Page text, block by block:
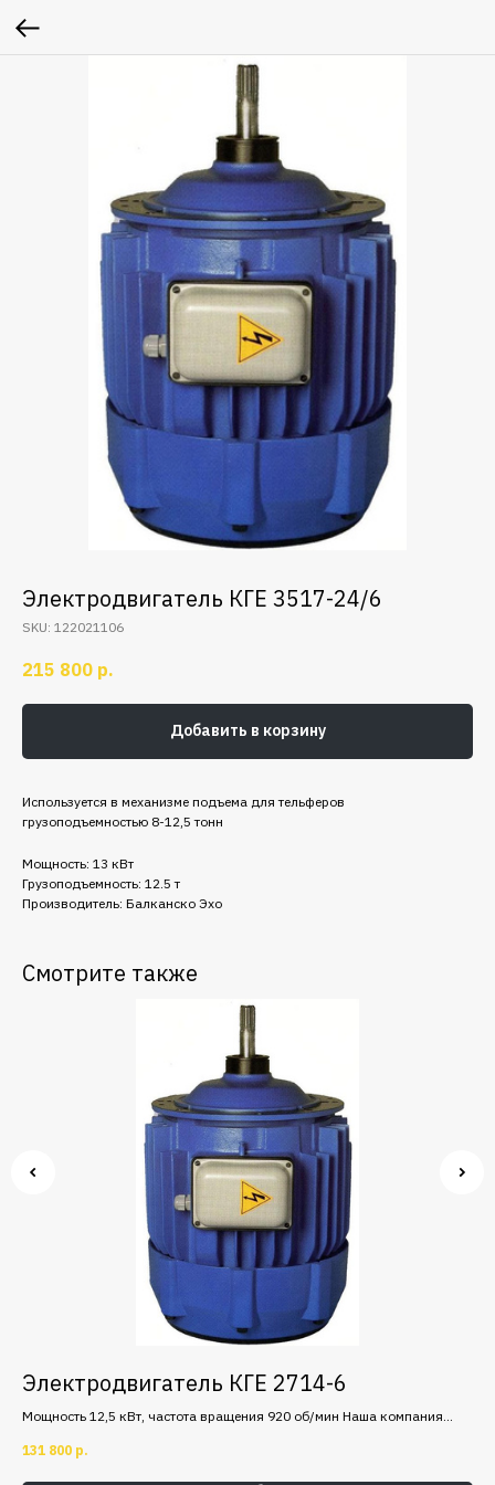
Электродвигатель КГЕ 3517-24/6
SKU: 122021106
215 800 р.
Добавить в корзину
Используется в механизме подъема для тельферов
грузоподъемностью 8-12,5 тонн
Мощность: 13 кВт
Грузоподъемность: 12.5 т
Производитель: Балканско Эхо
Смотрите также
Электродвигатель КГЕ 2714-6
Мощность 12,5 кВт, частота вращения 920 об/мин Наша компания
представителями крупных заводов-изготовителей.
131 800 р.